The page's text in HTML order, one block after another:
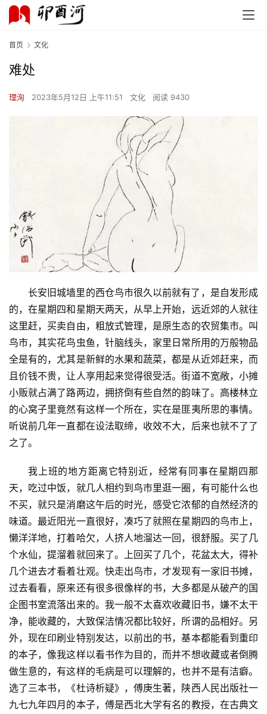
首页 文化
难处
理洵 2023年5月12日 上午11:51 文化 阅读 9430
长安旧城墙里的西仓鸟市很久以前就有了，是自发形成
的，在星期四和星期天两天，从早上开始，远近郊的人就往
这里赶，买卖自由，粗放式管理，是原生态的农贸集市。叫
鸟市，其实花鸟虫鱼，针脑线头，家里日常所用的万般物品
全是有的，尤其是新鲜的水果和蔬菜，都是从近郊赶来，而
且价钱不贵，让人享用起来觉得很受活。街道不宽敞，小摊
小贩就占满了路两边，拥挤倒有些自然的韵味了。高楼林立
的心窝子里竟然有这样一个所在，实在是匪夷所思的事情。
听说前几年一直都在设法取缔，收效不大，后来也就不了了
之了。
我上班的地方距离它特别近，经常有同事在星期四那
天，吃过中饭，就几人相约到鸟市里逛一圈，有可能什么也
不买，就只是消磨这午后的时光，感受它浓郁的自然经济的
味道。最近阳光一直很好，凑巧了就照在星期四的鸟市上，
懒洋洋地，打着哈欠，人挤人地溜达一回，很舒服。买了几
个水仙，提溜着就回来了。上回买了几个，花盆太大，得补
几个进去才看着壮观。快走出鸟市，才发现有一家旧书摊，
过去看看，原来还有很多很像样的书，大多都是从破产的国
企图书室流落出来的。我一般不太喜欢收藏旧书，嫌不太干
净，能收藏的，大致保洁情况都比较好，所谓的品相好。另
外，现在印刷业特别发达，以前出的书，基本都能看到重印
的本子，像我这样以看书作为目的，而并不想收藏或者倒腾
做生意的，有这样的毛病是可以理解的，也并不是有洁癖。
选了三本书，《杜诗析疑》，傅庚生著，陕西人民出版社一
九七九年四月的本子，傅是西北大学有名的教授，在古典文